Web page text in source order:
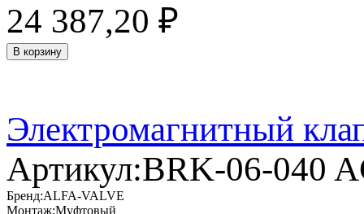
24 387,20 ₽
В корзину
Электромагнитный
Артикул:BRK-06-040
Бренд:ALFA-VALVE
Монтаж:Муфтовый